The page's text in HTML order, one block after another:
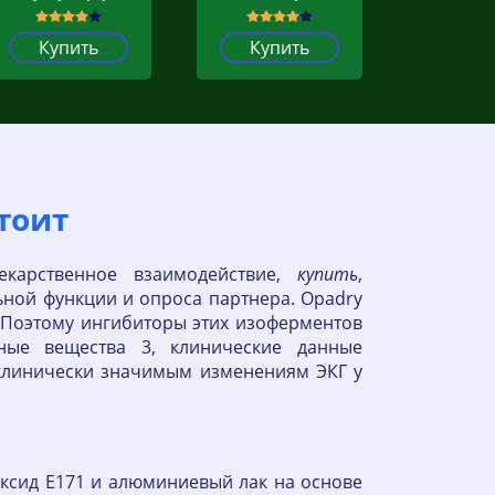
Купить Купить
взаимодействие, купить,
функции и опроса партнера. Opadry
ингибиторы этих изоферментов
вещества 3, клинические данные
значимым изменениям ЭКГ у
Е171 и алюминиевый лак на основе